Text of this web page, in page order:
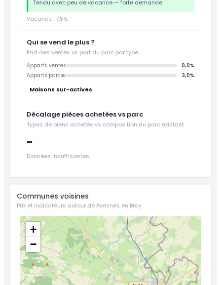
Tendu avec peu de vacance — forte demande
Vacance : 7,5%
Qui se vend le plus ?
Part des ventes vs part du parc par type
Apparts ventes
0,0%
Apparts parc
3,0%
Maisons sur-actives
Décalage pièces achetées vs parc
Types de biens achetés vs composition du parc existant
-
Données insuffisantes
Communes voisines
Prix et indicateurs autour de Avesnes en Bray
+
−